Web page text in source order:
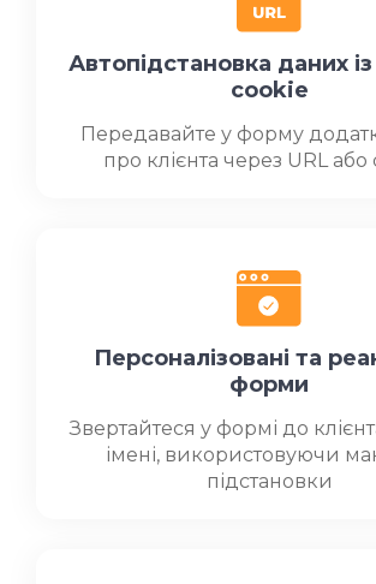
Автопідстановка даних
cookie
Передавайте у форму
про клієнта через URL або
Персоналізовані та
форми
Звертайтеся у формі до
імені, використовуючи
підстановки